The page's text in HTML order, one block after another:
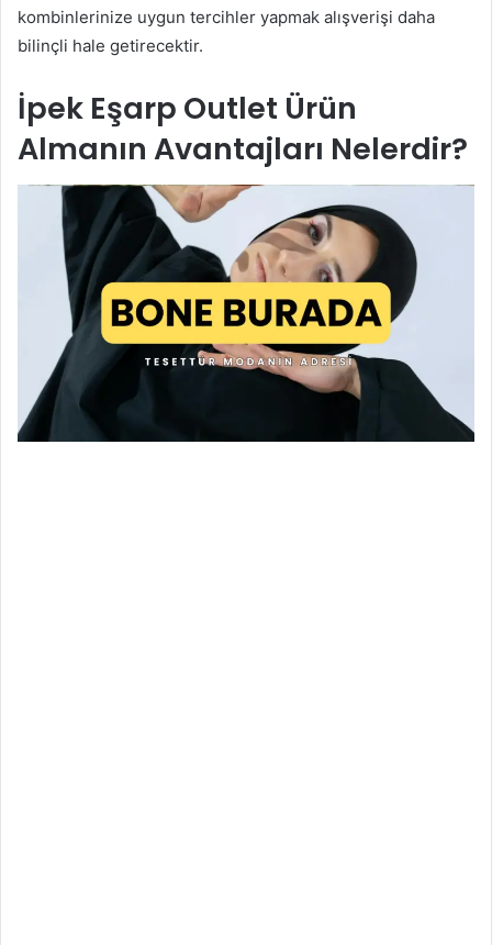
kombinlerinize uygun tercihler yapmak alışverişi daha
bilinçli hale getirecektir.
İpek Eşarp Outlet Ürün
Almanın Avantajları Nelerdir?